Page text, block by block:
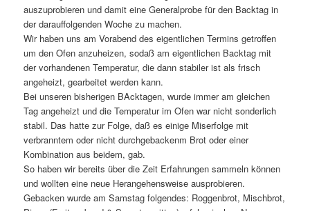
auszuprobieren und damit eine Generalprobe für den Backtag in
der darauffolgenden Woche zu machen.
Wir haben uns am Vorabend des eigentlichen Termins getroffen
um den Ofen anzuheizen, sodaß am eigentlichen Backtag mit
der vorhandenen Temperatur, die dann stabiler ist als frisch
angeheizt, gearbeitet werden kann.
Bei unseren bisherigen BAcktagen, wurde immer am gleichen
Tag angeheizt und die Temperatur im Ofen war nicht sonderlich
stabil. Das hatte zur Folge, daß es einige Miserfolge mit
verbranntem oder nicht durchgebackenm Brot oder einer
Kombination aus beidem, gab.
So haben wir bereits über die Zeit Erfahrungen sammeln können
und wollten eine neue Herangehensweise ausprobieren.
Gebacken wurde am Samstag folgendes: Roggenbrot, Mischbrot,